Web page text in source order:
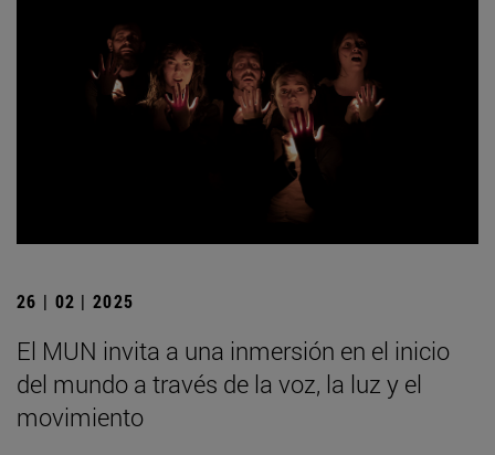
26 | 02 | 2025
El MUN invita a una inmersión en el inicio
del mundo a través de la voz, la luz y el
movimiento